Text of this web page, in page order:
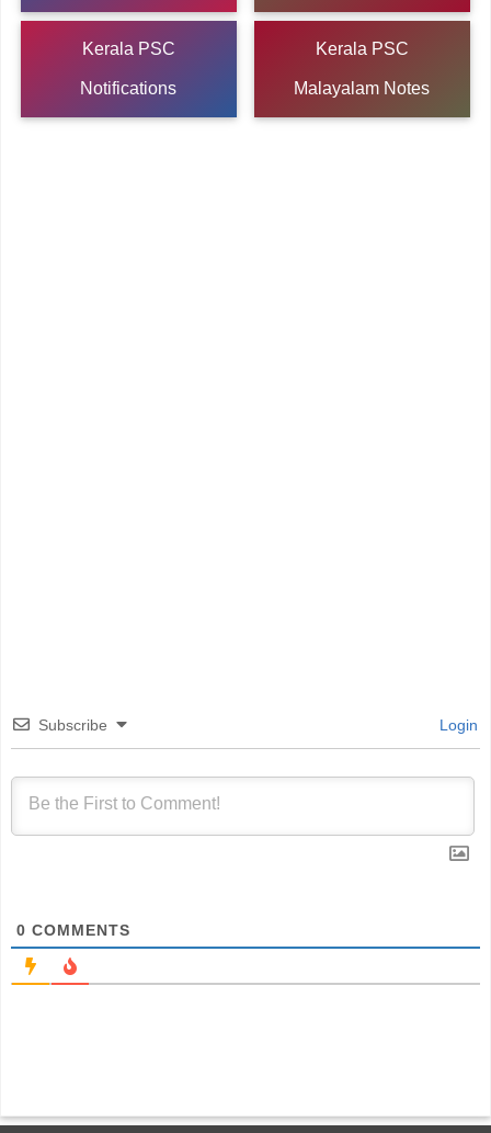
Kerala PSC
Notifications
Kerala PSC
Malayalam Notes
Subscribe Login
0 COMMENTS